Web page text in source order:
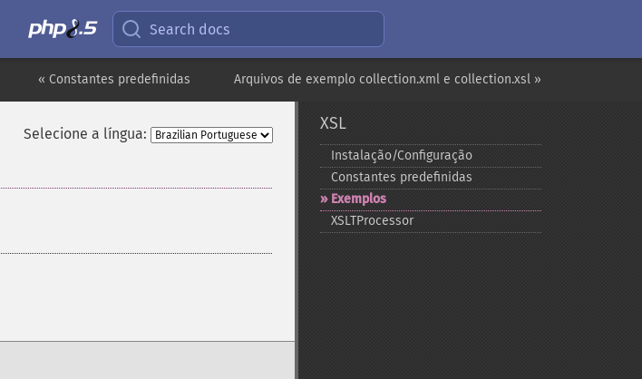
Search docs
Arquivos de exemplo collection.xml e collection.xsl »
« Constantes predefinidas
Selecione a língua:
XSL
Instalação/Configuração
Constantes predefinidas
Exemplos
XSLTProcessor